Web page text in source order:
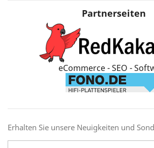
Partnerseiten
eCommerce - SEO -
Erhalten Sie unsere Neuigkeiten und